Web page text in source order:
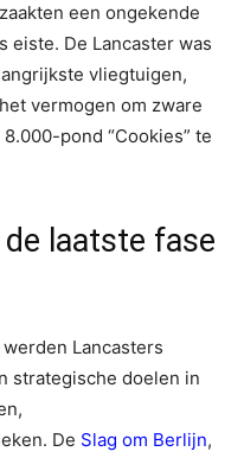
een ongekende
eiste. De Lancaster was
vliegtuigen,
vermogen om zware
pond “Cookies” te
laatste fase
Lancasters
strategische doelen in
De Slag om Berlijn,